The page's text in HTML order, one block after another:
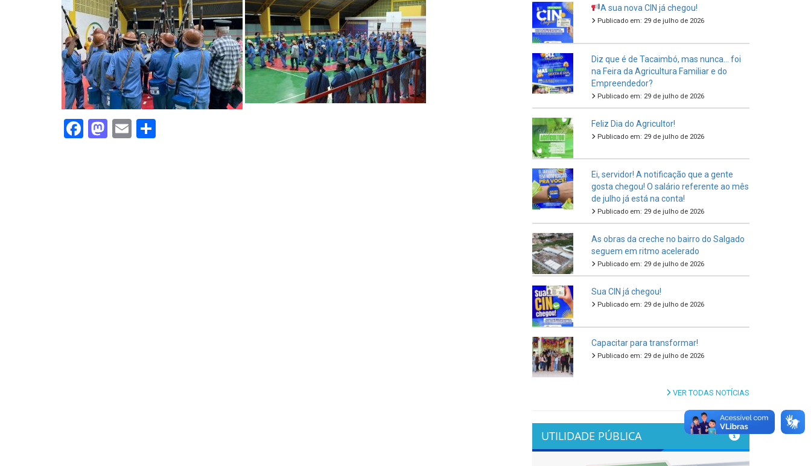
Facebook
Mastodon
Email
A sua nova CIN já chegou!
Publicado em: 29 de julho de 2026
Diz que é de Tacaimbó, mas nunca… foi
na Feira da Agricultura Familiar e do
Empreendedor?
Publicado em: 29 de julho de 2026
Feliz Dia do Agricultor!
Publicado em: 29 de julho de 2026
Ei, servidor! A notificação que a gente
gosta chegou! O salário referente ao mês
de julho já está na conta!
Publicado em: 29 de julho de 2026
As obras da creche no bairro do Salgado
seguem em ritmo acelerado
Publicado em: 29 de julho de 2026
Sua CIN já chegou!
Publicado em: 29 de julho de 2026
Capacitar para transformar!
Publicado em: 29 de julho de 2026
VER TODAS NOTÍCIAS
UTILIDADE PÚBLICA